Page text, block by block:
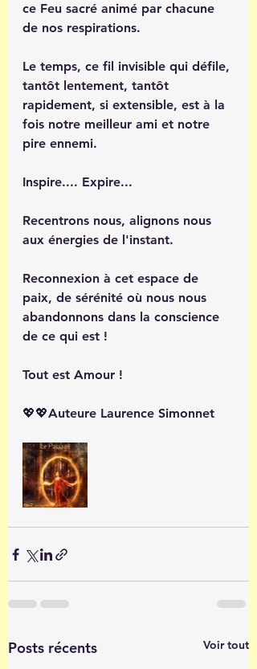
ce Feu sacré animé par chacune
de nos respirations.
Le temps, ce fil invisible qui défile,
tantôt lentement, tantôt
rapidement, si extensible, est à la
fois notre meilleur ami et notre
pire ennemi.
Inspire.... Expire...
Recentrons nous, alignons nous
aux énergies de l'instant.
Reconnexion à cet espace de
paix, de sérénité où nous nous
abandonnons dans la conscience
de ce qui est !
Tout est Amour !
💖💖Auteure Laurence Simonnet
Posts récents Voir tout